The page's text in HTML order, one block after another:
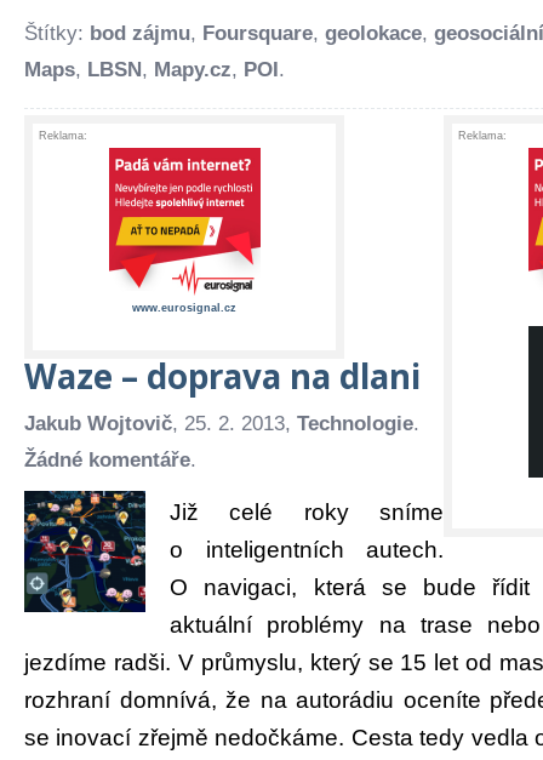
Štítky: bod zájmu, Foursquare, geolokace,
Maps, LBSN , Mapy.cz, POI .
Reklama:
www.eurosignal.cz
Reklama:
Waze – doprava na dlani
Jakub Wojtovič, 25. 2. 2013, Technologie.
Žádné komentáře.
Již celé roky sníme
o inteligentních autech.
O navigaci, která se bude řídit
aktuální problémy na trase
jezdíme radši. V průmyslu, který se 15 let od
rozhraní domnívá, že na autorádiu oceníte
se inovací zřejmě nedočkáme. Cesta tedy vedla